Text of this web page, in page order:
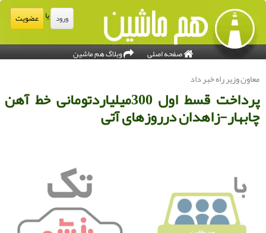
ورود عضویت
صفحه اصلی وبلاگ هم ماشین
معاون وزیر راه خبر داد
پرداخت قسط اول 300میلیاردتومانی خط آهن
چابهار-زاهدان درروزهای آتی